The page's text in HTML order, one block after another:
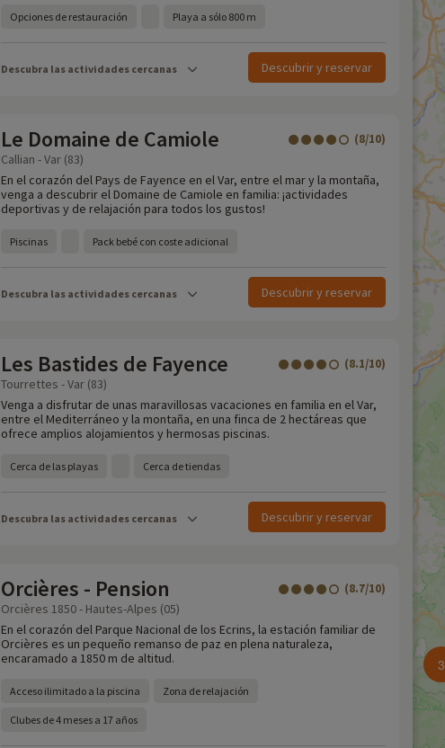
Opciones de restauración Playa a sólo 800 m
Descubra las actividades cercanas Descubrir y reservar
Le Domaine de Camiole (8/10)
Callian - Var (83)
En el corazón del Pays de Fayence en el Var, entre el mar y la montaña,
venga a descubrir el Domaine de Camiole en familia: ¡actividades
deportivas y de relajación para todos los gustos!
Piscinas Pack bebé con coste adicional
Descubra las actividades cercanas Descubrir y reservar
Les Bastides de Fayence (8.1/10)
Tourrettes - Var (83)
Venga a disfrutar de unas maravillosas vacaciones en familia en el Var,
entre el Mediterráneo y la montaña, en una finca de 2 hectáreas que
ofrece amplios alojamientos y hermosas piscinas.
Cerca de las playas Cerca de tiendas
Descubra las actividades cercanas Descubrir y reservar
Orcières - Pension (8.7/10)
Orcières 1850 - Hautes-Alpes (05)
En el corazón del Parque Nacional de los Ecrins, la estación familiar de
Orcières es un pequeño remanso de paz en plena naturaleza,
encaramado a 1850 m de altitud.
Acceso ilimitado a la piscina Zona de relajación
Clubes de 4 meses a 17 años
3